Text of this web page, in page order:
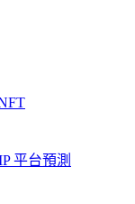
平台預測